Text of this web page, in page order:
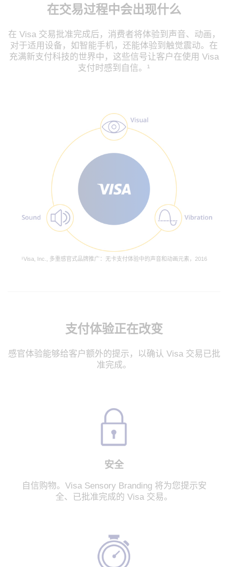
在交易过程中会出现什么
在 Visa 交易批准完成后，消费者将体验到声音、动画，
对于适用设备，如智能手机，还能体验到触觉震动。在
充满新支付科技的世界中，这些信号让客户在使用 Visa
支付时感到自信。¹
¹Visa, Inc., 多重感官式品牌推广：无卡支付体验中的声音和动画元素，2016
支付体验正在改变
感官体验能够给客户额外的提示，以确认 Visa 交易已批
准完成。
安全
自信购物。Visa Sensory Branding 将为您提示安
全、已批准完成的 Visa 交易。